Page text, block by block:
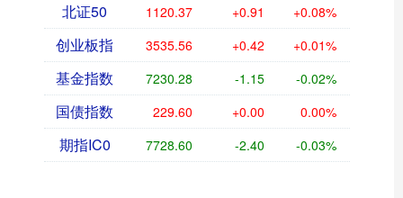
北证50 1120.37 +0.91 +0.08%
创业板指 3535.56 +0.42 +0.01%
基金指数 7230.28 -1.15 -0.02%
国债指数 229.60 +0.00 0.00%
期指IC0 7728.60 -2.40 -0.03%